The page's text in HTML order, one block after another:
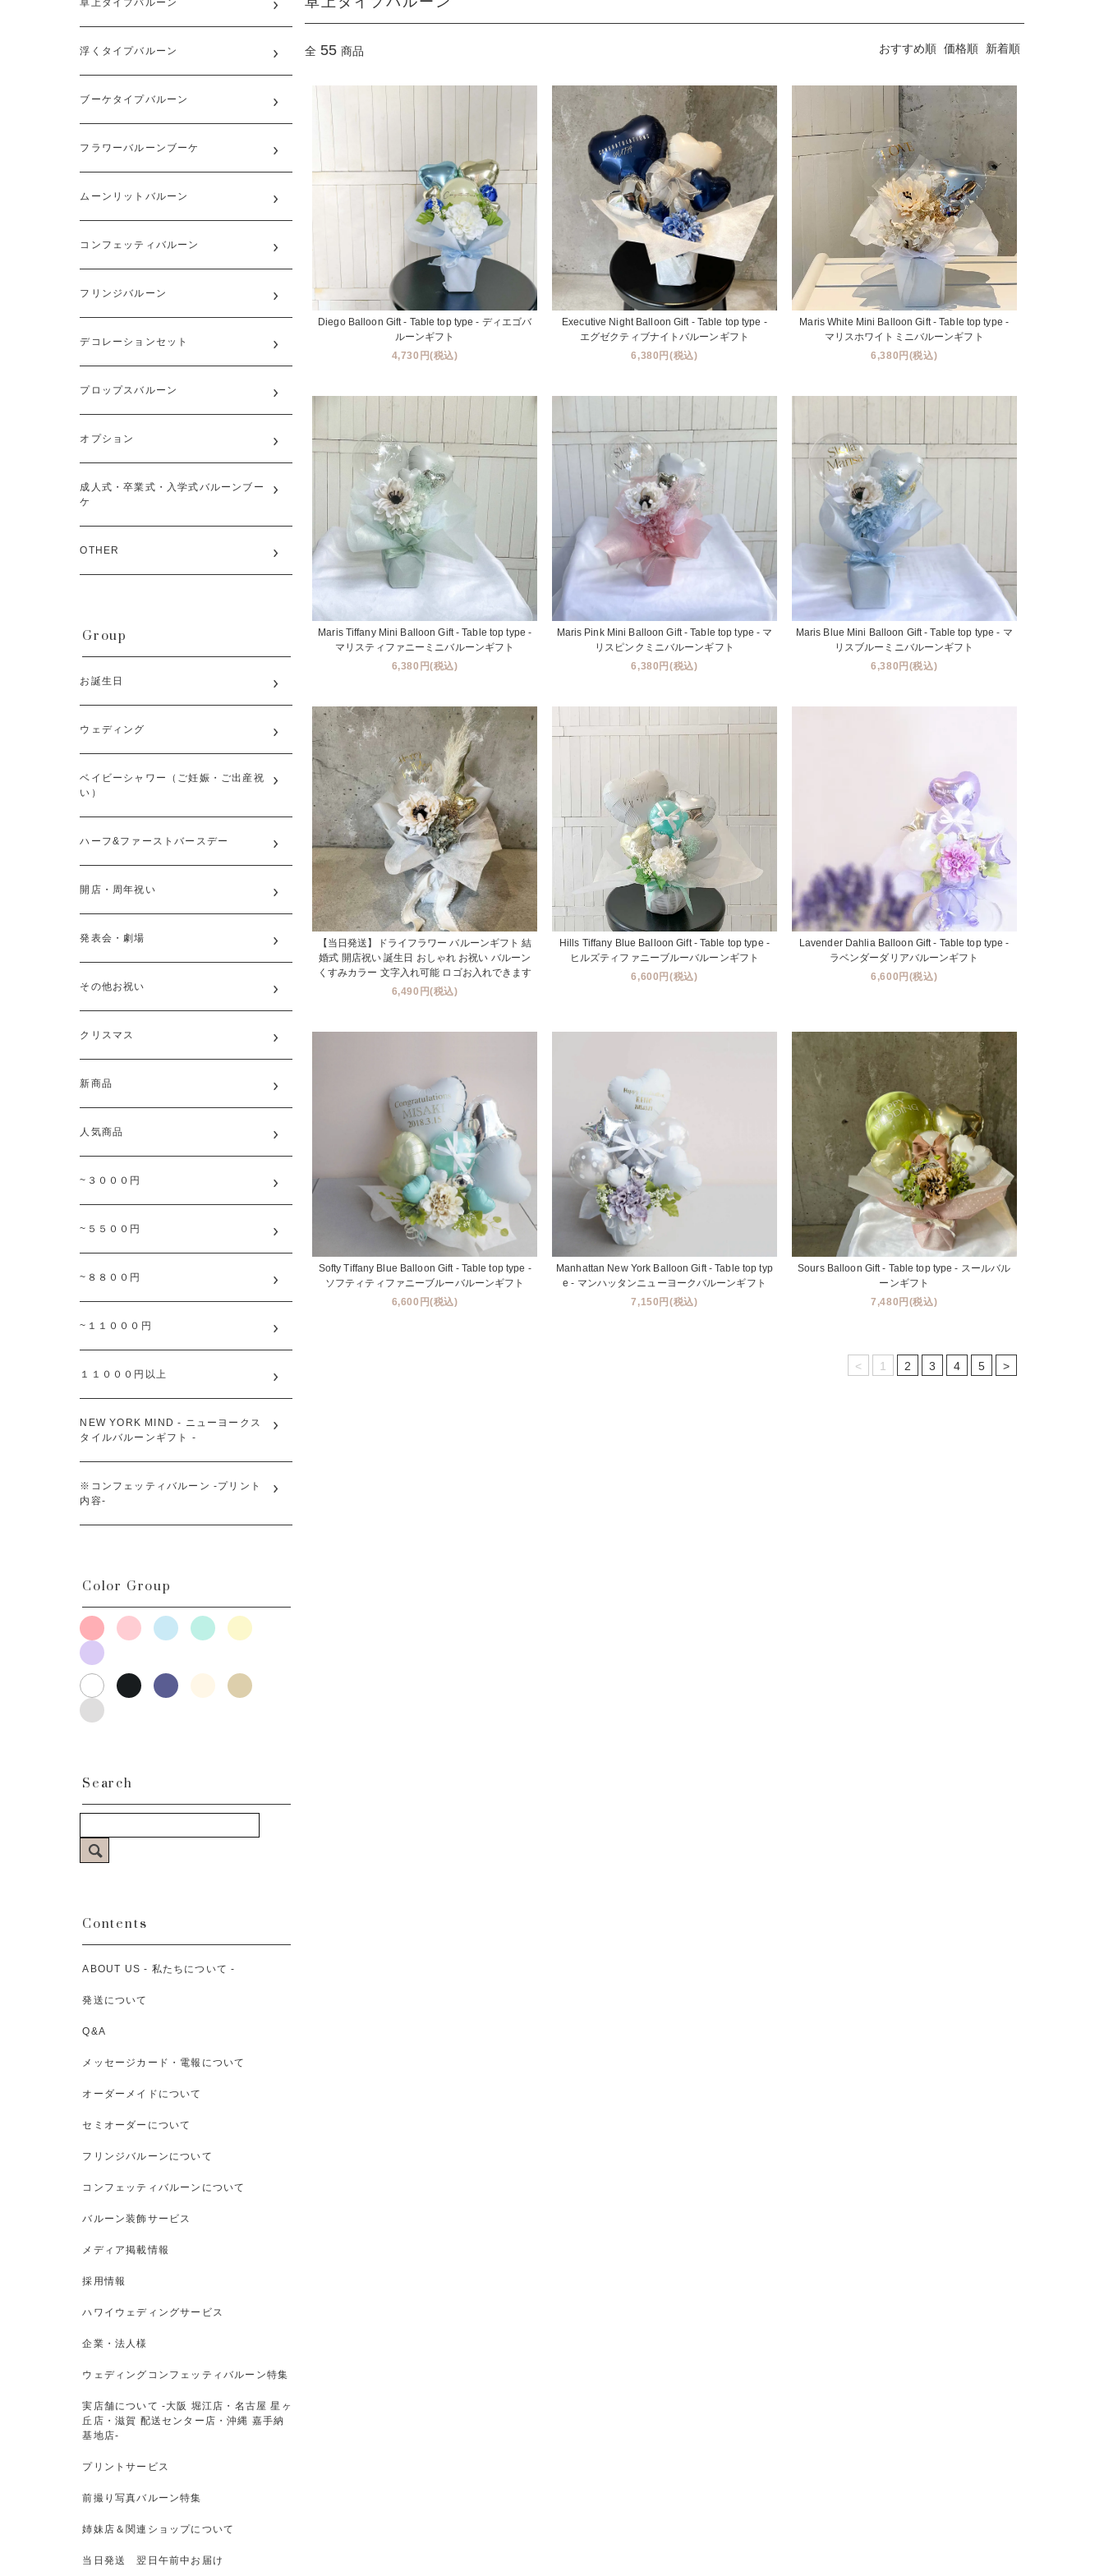
全 55 商品 おすすめ順 価格順 新着順
Diego Balloon Gift - Table top type - ディエゴバ
ルーンギフト
4,730円(税込)
Executive Night Balloon Gift - Table top type -
エグゼクティブナイトバルーンギフト
6,380円(税込)
Maris White Mini Balloon Gift - Table top type -
マリスホワイトミニバルーンギフト
6,380円(税込)
Maris Tiffany Mini Balloon Gift - Table top type -
マリスティファニーミニバルーンギフト
6,380円(税込)
Maris Pink Mini Balloon Gift - Table top type - マ
リスピンクミニバルーンギフト
6,380円(税込)
Maris Blue Mini Balloon Gift - Table top type - マ
リスブルーミニバルーンギフト
6,380円(税込)
【当日発送】ドライフラワー バルーンギフト 結
婚式 開店祝い 誕生日 おしゃれ お祝い バルーン
くすみカラー 文字入れ可能 ロゴお入れできます
6,490円(税込)
Hills Tiffany Blue Balloon Gift - Table top type -
ヒルズティファニーブルーバルーンギフト
6,600円(税込)
Lavender Dahlia Balloon Gift - Table top type -
ラベンダーダリアバルーンギフト
6,600円(税込)
Softy Tiffany Blue Balloon Gift - Table top type -
ソフティティファニーブルーバルーンギフト
6,600円(税込)
Manhattan New York Balloon Gift - Table top typ
e - マンハッタンニューヨークバルーンギフト
7,150円(税込)
Sours Balloon Gift - Table top type - スールバル
ーンギフト
7,480円(税込)
< 1 2 3 4 5 >
卓上タイプバルーン
浮くタイプバルーン
ブーケタイプバルーン
フラワーバルーンブーケ
ムーンリットバルーン
コンフェッティバルーン
フリンジバルーン
デコレーションセット
プロップスバルーン
オプション
成人式・卒業式・入学式バルーンブー
ケ
OTHER
Group
お誕生日
ウェディング
ベイビーシャワー（ご妊娠・ご出産祝
い）
ハーフ&ファーストバースデー
開店・周年祝い
発表会・劇場
その他お祝い
クリスマス
新商品
人気商品
~３０００円
~５５００円
~８８００円
~１１０００円
１１０００円以上
NEW YORK MIND - ニューヨークス
タイルバルーンギフト -
※コンフェッティバルーン -プリント
内容-
Color Group
Search
Contents
ABOUT US - 私たちについて -
発送について
Q&A
メッセージカード・電報について
オーダーメイドについて
セミオーダーについて
フリンジバルーンについて
コンフェッティバルーンについて
バルーン装飾サービス
メディア掲載情報
採用情報
ハワイウェディングサービス
企業・法人様
ウェディングコンフェッティバルーン特集
実店舗について -大阪 堀江店・名古屋 星ヶ
丘店・滋賀 配送センター店・沖縄 嘉手納
基地店-
プリントサービス
前撮り写真バルーン特集
姉妹店＆関連ショップについて
当日発送 翌日午前中お届け